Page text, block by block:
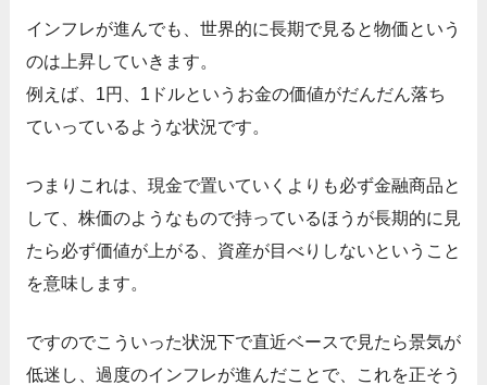
インフレが進んでも、世界的に長期で見ると物価という
のは上昇していきます。
例えば、1円、1ドルというお金の価値がだんだん落ち
ていっているような状況です。
つまりこれは、現金で置いていくよりも必ず金融商品と
して、株価のようなもので持っているほうが長期的に見
たら必ず価値が上がる、資産が目べりしないということ
を意味します。
ですのでこういった状況下で直近ベースで見たら景気が
低迷し、過度のインフレが進んだことで、これを正そう